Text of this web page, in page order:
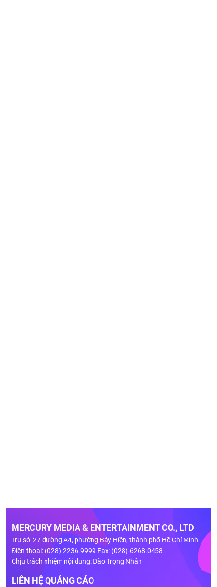
MERCURY MEDIA & ENTERTAINMENT CO., LTD
Trụ sở: 27 đường A4, phường Bảy Hiền, thành phố Hồ Chí Minh
Điện thoại: (028)-2236.9999 Fax: (028)-6268.0458
Chịu trách nhiệm nội dung: Đào Trọng Nhân
LIÊN HỆ QUẢNG CÁO